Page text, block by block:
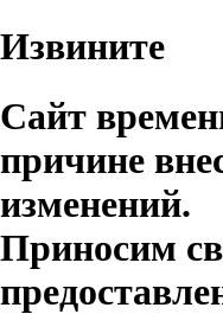
Извините
Сайт
причине
изменений.
Приносим